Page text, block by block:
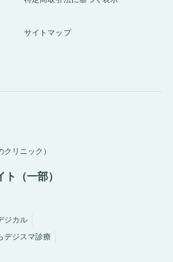
サイトマップ
リニック）
（一部）
ジカル
デジスマ診療